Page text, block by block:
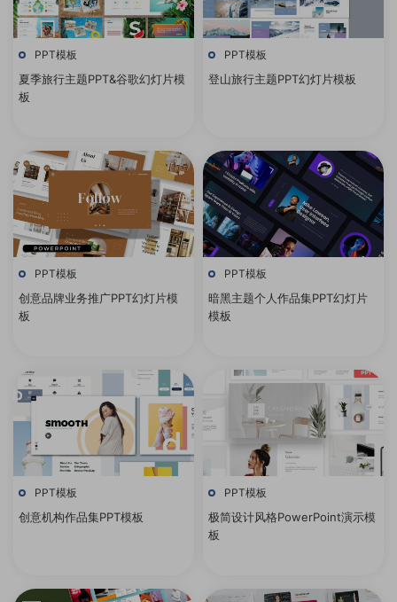
PPT模板
夏季旅行主题PPT&谷歌幻灯片模
板
PPT模板
登山旅行主题PPT幻灯片模板
PPT模板
创意品牌业务推广PPT幻灯片模
板
PPT模板
暗黑主题个人作品集PPT幻灯片
模板
PPT模板
创意机构作品集PPT模板
PPT模板
极简设计风格PowerPoint演示模
板